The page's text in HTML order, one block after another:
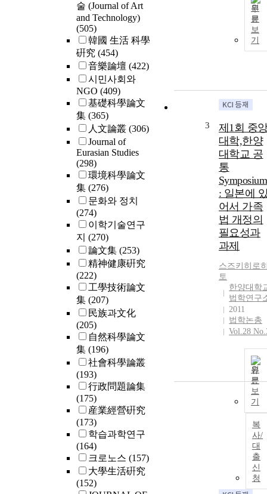
술 (Journal of Art
and Technology)
(505)
韓國 生活 科學
硏究 (454)
音樂論壇 (422)
시민사회와
NGO (409)
基礎科學論文
集 (365)
人文論叢 (306)
Journal of
Eurasian Studies
(298)
環境科學論文
集 (276)
문화와 정치
(274)
이학기술연구
지 (270)
論文集 (253)
精神健康硏究
(222)
工學技術論文
集 (207)
民族과文化
(205)
自然科學論文
集 (196)
社會科學論叢
(193)
行政問題論集
(175)
産業經營硏究
(173)
학습과학연구
(164)
크로노스 (157)
大學生活硏究
(152)
원
문
보
기
3
제1회 중
대학,한양
대학교 공
통
Symposium
: 일본에
어서 가족
법 개정의
필요성과
과제
스즈키히로
토
한양대학
법학연구
2011
법학논총
Vol.28
원
문
보
기
복
사/
대
출
신
청